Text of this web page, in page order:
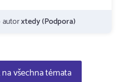
autorxtedy (Podpora)
všechna témata